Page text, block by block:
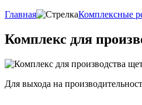
Главная
Комплексные
Комплекс для
Для выхода на